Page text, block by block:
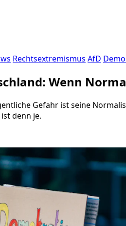
Rechtsextremismus AfD
Wenn
Gefahr ist seine
denn je.